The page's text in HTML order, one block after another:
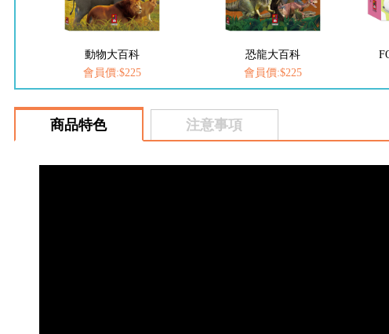
恐龍大百科
會員價:$225
FOOD超人-我是小醫生
會員價:$252
商品特色 注意事項